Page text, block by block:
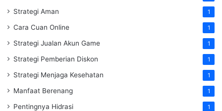
Strategi Aman 1
Cara Cuan Online 1
Strategi Jualan Akun Game 1
Strategi Pemberian Diskon 1
Strategi Menjaga Kesehatan 1
Manfaat Berenang 1
Pentingnya Hidrasi 1